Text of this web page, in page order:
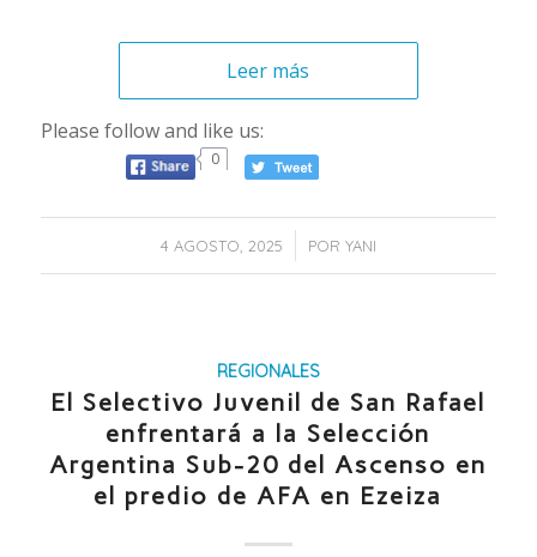
Leer más
Please follow and like us:
0
4 AGOSTO, 2025
/ POR YANI
REGIONALES
El Selectivo Juvenil de San Rafael
enfrentará a la Selección
Argentina Sub-20 del Ascenso en
el predio de AFA en Ezeiza